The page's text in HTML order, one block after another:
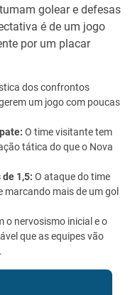
golear e defesas
é de um jogo
por um placar
dos confrontos
um jogo com poucas
O time visitante tem
tática do que o Nova
1,5: O ataque do time
mais de um gol
o nervosismo inicial e o
que as equipes vão